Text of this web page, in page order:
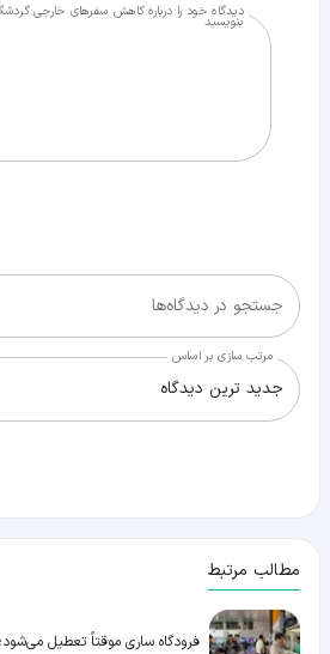
دیدگاه خود را درباره کاهش سفرهای خارجی
بنویسید
جستجو در دیدگاه‌ها
مرتب سازی بر اساس
جدید ترین دیدگاه
مطالب مرتبط
فرودگاه ساری موقتاً تعطیل